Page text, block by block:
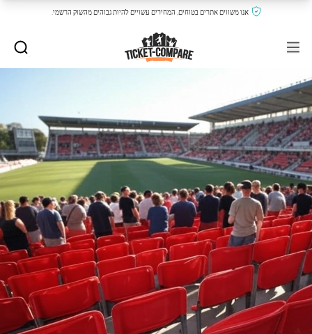
אנו משווים אתרים בטוחים, המחירים עשויים להיות גבוהים מהשוק הרשמי.